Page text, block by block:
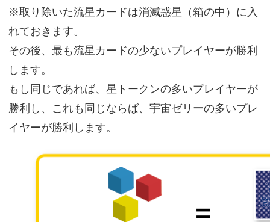
※取り除いた流星カードは消滅惑星（箱の中）に入
れておきます。
その後、最も流星カードの少ないプレイヤーが勝利
します。
もし同じであれば、星トークンの多いプレイヤーが
勝利し、これも同じならば、宇宙ゼリーの多いプレ
イヤーが勝利します。